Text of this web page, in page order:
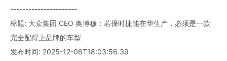
----------------------
标题: 大众集团 CEO 奥博穆：若保时捷能在华生产，必须是一款
完全配得上品牌的车型
发布时间: 2025-12-06T18:03:56.39